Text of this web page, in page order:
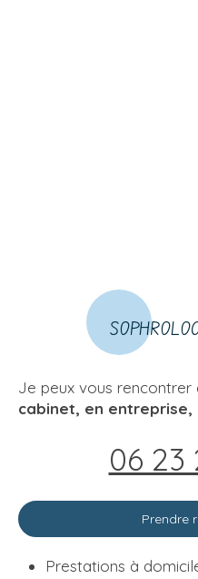
Je peux vous rencontrer
cabinet, en entreprise,
06 23
Prendre
Prestations à